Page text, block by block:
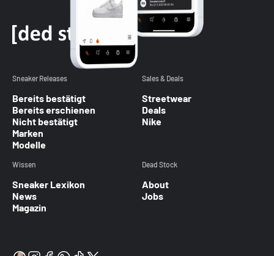
Sneaker Releases
Bereits bestätigt
Bereits erschienen
Nicht bestätigt
Marken
Modelle
Sales & Deals
Streetwear
Deals
Nike
Wissen
Sneaker Lexikon
News
Magazin
Dead Stock
About
Jobs